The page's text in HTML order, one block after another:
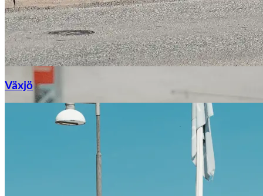
Växjö